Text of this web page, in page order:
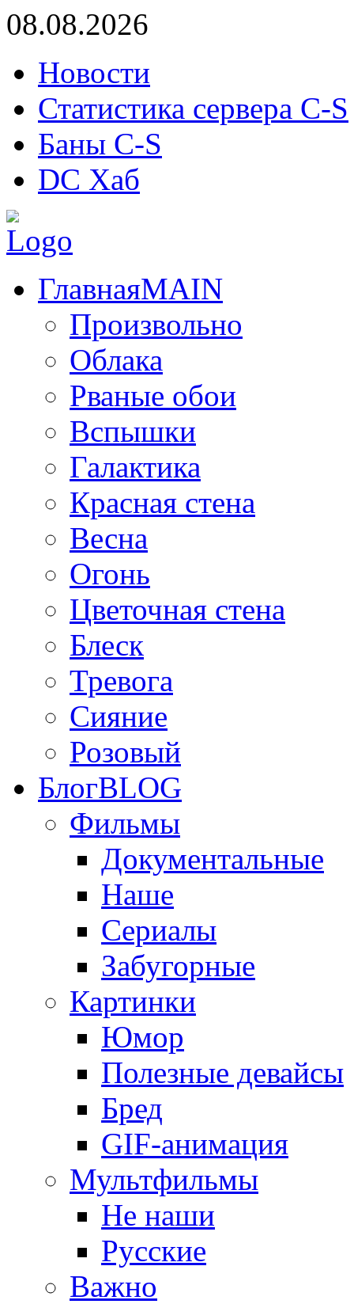
08.08.2026
Новости
Статистика сервера C-S
Баны C-S
DC Хаб
ГлавнаяMAIN
Произвольно
Облака
Рваные обои
Вспышки
Галактика
Красная стена
Весна
Огонь
Цветочная стена
Блеск
Тревога
Сияние
Розовый
БлогBLOG
Фильмы
Документальные
Наше
Сериалы
Забугорные
Картинки
Юмор
Полезные девайсы
Бред
GIF-анимация
Мультфильмы
Не наши
Русские
Важно